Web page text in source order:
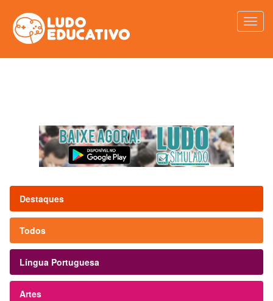
Destaques
Todos
Língua Portuguesa
Artes